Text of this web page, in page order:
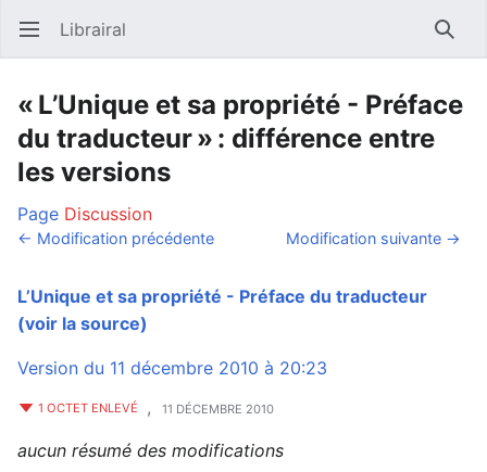
Ouvrir le menu principal Librairal
« L’Unique et sa propriété - Préface
du traducteur » : différence entre
les versions
Page Discussion
← Modification précédente Modification suivante →
L’Unique et sa propriété - Préface du traducteur
(voir la source)
Version du 11 décembre 2010 à 20:23
1 OCTET ENLEVÉ , 11 DÉCEMBRE 2010
aucun résumé des modifications